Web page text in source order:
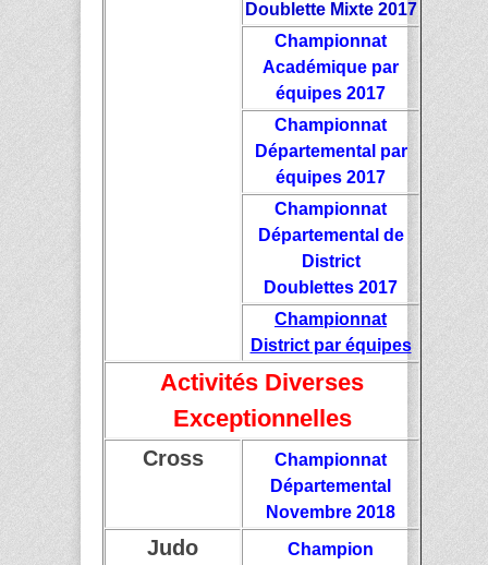
Doublette Mixte 2017
Championnat
Académique par
équipes 2017
Championnat
Départemental par
équipes 2017
Championnat
Départemental de
District
Doublettes 2017
Championnat
District par équipes
Activités Diverses
Exceptionnelles
Cross
Championnat
Départemental
Novembre 2018
Judo
Champion